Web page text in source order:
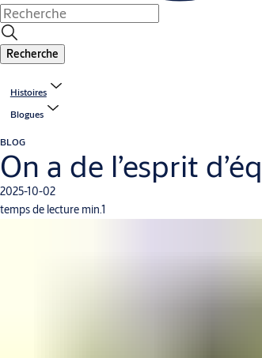
Recherche
Histoires
Blogues
BLOG
On a de l’esprit
2025-10-02
temps de lecture min.1